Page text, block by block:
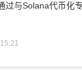
过与Solana代币化